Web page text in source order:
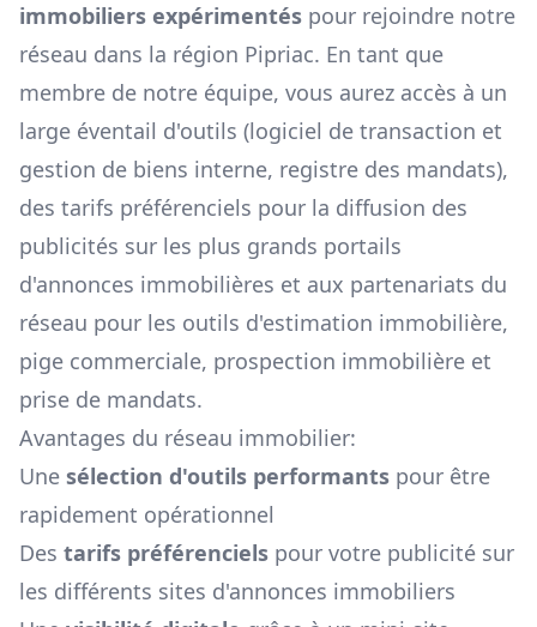
immobiliers expérimentés pour rejoindre notre
réseau dans la région Pipriac. En tant que
membre de notre équipe, vous aurez accès à un
large éventail d'outils (logiciel de transaction et
gestion de biens interne, registre des mandats),
des tarifs préférenciels pour la diffusion des
publicités sur les plus grands portails
d'annonces immobilières et aux partenariats du
réseau pour les outils d'estimation immobilière,
pige commerciale, prospection immobilière et
prise de mandats.
Avantages du réseau immobilier:
Une sélection d'outils performants pour être
rapidement opérationnel
Des tarifs préférenciels pour votre publicité sur
les différents sites d'annonces immobiliers